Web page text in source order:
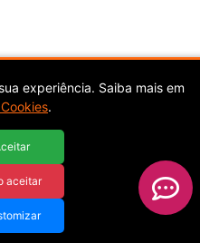
experiência. Saiba mais em
.
aceitar